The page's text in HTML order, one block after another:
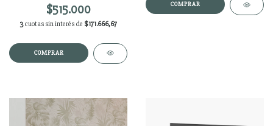
$515.000
3 cuotas sin interés de $171.666,67